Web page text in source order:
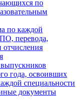
по
по каждой
перевода,
отчисления
года, освоивших
специальности
документы